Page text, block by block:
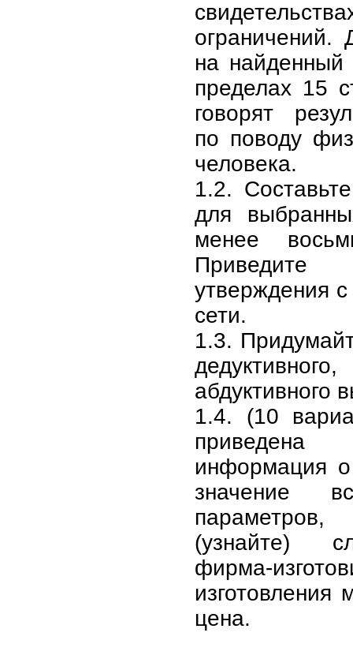
ограничений.
на найденный
пределах 15
говорят
по поводу
человека.
1.2.
для
менее
утверждения
сети.
1.3.
абдуктивного
1.4. (10
информация
значение
(узнайте)
фирма-
изготовления
цена.